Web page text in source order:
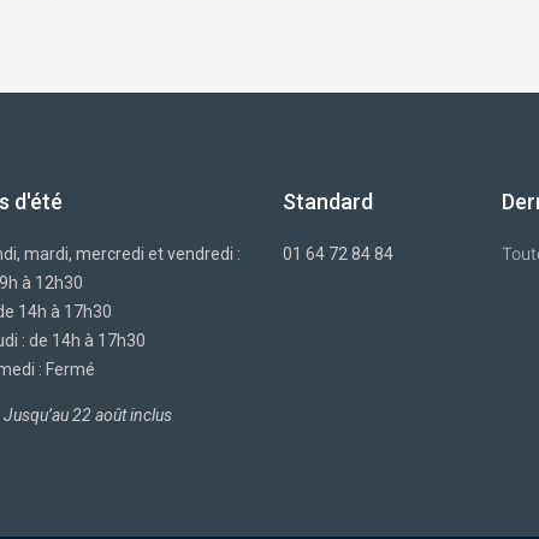
d'été
mardi, mercredi et vendredi :
à 12h30
14h à 17h30
: de 14h à 17h30
: Fermé
Jusqu’au 22 août inclus
Standard
01 64 72 84 84